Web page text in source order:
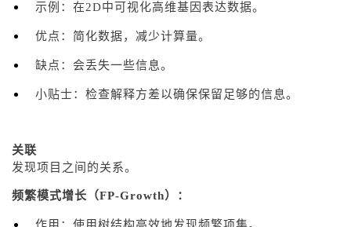
示例：在2D中可视化高维基因表达数据。
优点：简化数据，减少计算量。
缺点：会丢失一些信息。
小贴士：检查解释方差以确保保留足够的信息。
关联
发现项目之间的关系。
频繁模式增长（FP-Growth）：